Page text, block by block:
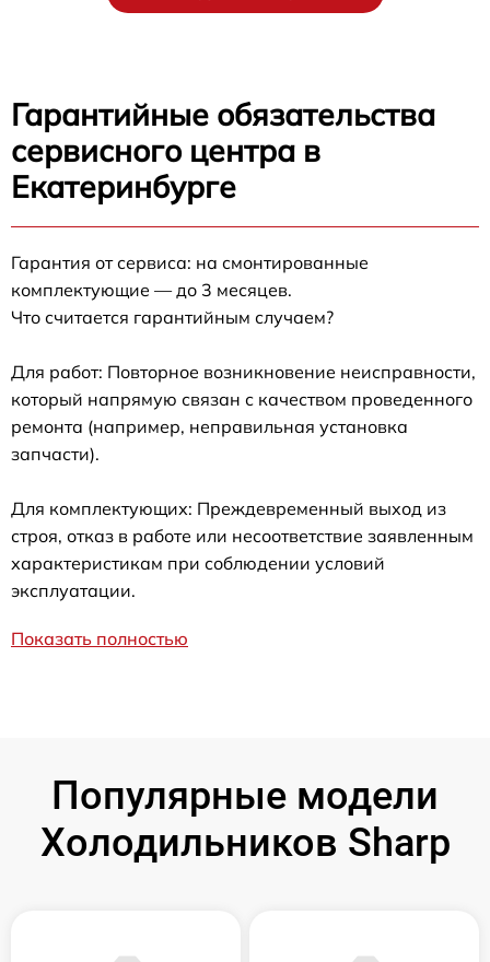
Гарантийные обязательства
сервисного центра в
Екатеринбурге
Гарантия от сервиса: на смонтированные
комплектующие — до 3 месяцев.
Что считается гарантийным случаем?
Для работ: Повторное возникновение неисправности,
который напрямую связан с качеством проведенного
ремонта (например, неправильная установка
запчасти).
Для комплектующих: Преждевременный выход из
строя, отказ в работе или несоответствие заявленным
характеристикам при соблюдении условий
эксплуатации.
Показать полностью
Популярные модели
Холодильников Sharp